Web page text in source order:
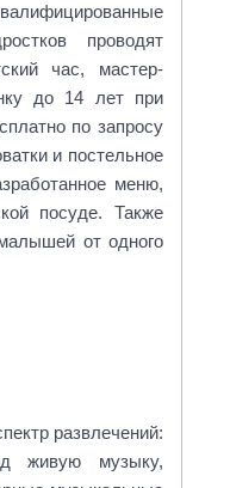
проводят
час, мастер-
до 14 лет при
по запросу
и постельное
меню,
посуде. Также
от одного
развлечений:
живую музыку,